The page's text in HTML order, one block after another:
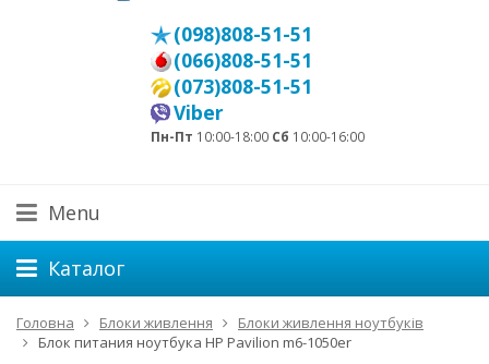
(098)808-51-51
(066)808-51-51
(073)808-51-51
Viber
Пн-Пт 10:00-18:00 Сб 10:00-16:00
Menu
Каталог
Головна Блоки живлення
Блоки живлення ноутбуків
Блок питания ноутбука HP Pavilion m6-1050er